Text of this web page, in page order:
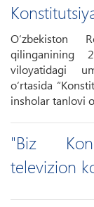
O‘zbekiston
qilinganining
viloyatidagi
o‘rtasida
insholar tanlovi
"Biz
televizion